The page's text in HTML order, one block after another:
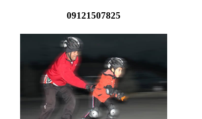
09121507825